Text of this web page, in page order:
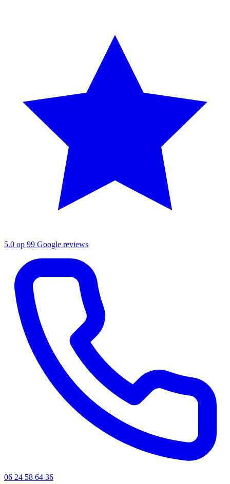
5.0 op 99 Google reviews
06 24 58 64 36